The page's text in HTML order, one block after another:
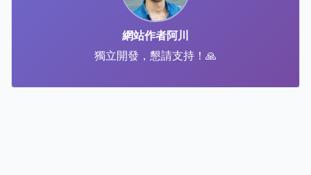
網站作者阿川
獨立開發，懇請支持！🙏